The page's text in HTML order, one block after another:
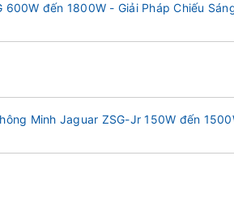
600W đến 1800W - Giải Pháp Chiếu
Minh Jaguar ZSG-Jr 150W đến